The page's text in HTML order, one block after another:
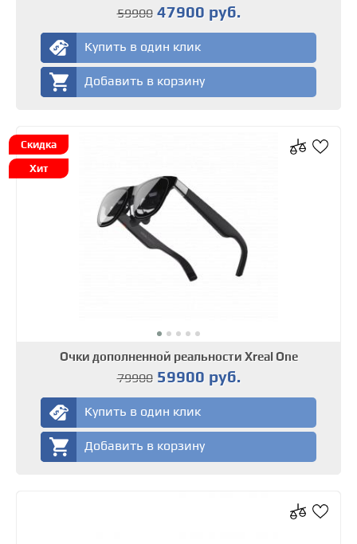
5990047900 руб.
Купить в один клик
Добавить в корзину
Скидка
Хит
Очки дополненной реальности Xreal One
7990059900 руб.
Купить в один клик
Добавить в корзину